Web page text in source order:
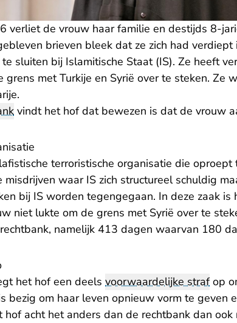
verliet de vrouw haar familie en destijds 8-
brieven bleek dat ze zich had
sluiten bij Islamitische Staat (IS). Ze heeft
grens met Turkije en Syrië over te steken. Ze
vindt het hof dat bewezen is dat de vrouw
terroristische organisatie die
waar IS zich structureel schuldig
bij IS worden tegengegaan. In deze zaak
niet lukte om de grens met Syrië over te
namelijk 413 dagen waarvan 180
het hof een deels voorwaardelijke strafop
bezig om haar leven opnieuw vorm te geven
hof acht het anders dan de rechtbank dan